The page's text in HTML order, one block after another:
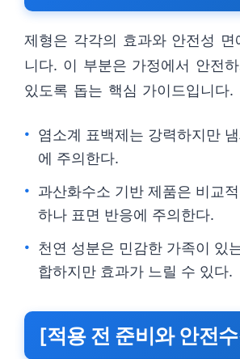
제형은 각각의 효과와 안전성
니다. 이 부분은 가정에서 안전
있도록 돕는 핵심 가이드입니다.
염소계 표백제는 강력하지만
에 주의한다.
과산화수소 기반 제품은 비교
하나 표면 반응에 주의한다.
천연 성분은 민감한 가족이 있
합하지만 효과가 느릴 수 있다.
[적용 전 준비와 안전